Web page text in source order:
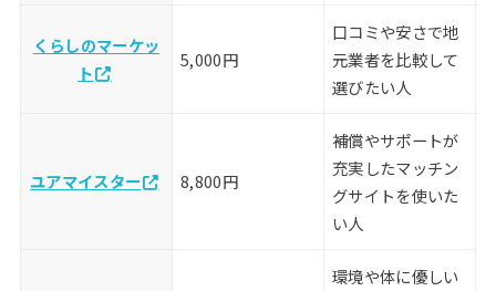
くらしのマーケッ
ト
5,000円
口コミや安さで地
元業者を比較して
選びたい人
ユアマイスター 8,800円
補償やサポートが
充実したマッチン
グサイトを使いた
い人
環境や体に優しい